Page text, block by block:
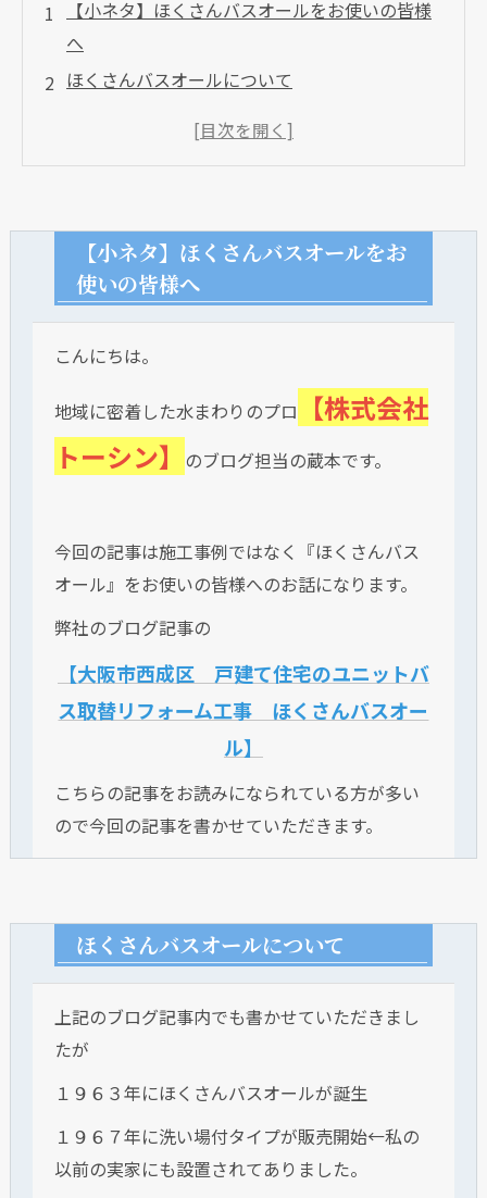
【小ネタ】ほくさんバスオールをお使いの皆様
へ
ほくさんバスオールについて
【小ネタ】ほくさんバスオールをお
使いの皆様へ
こんにちは。
地域に密着した水まわりのプロ
【株式会社
トーシン】
のブログ担当の蔵本です。
今回の記事は施工事例ではなく『ほくさんバス
オール』をお使いの皆様へのお話になります。
弊社のブログ記事の
【大阪市西成区 戸建て住宅のユニットバ
ス取替リフォーム工事 ほくさんバスオー
ル】
こちらの記事をお読みになられている方が多い
ので今回の記事を書かせていただきます。
ほくさんバスオールについて
上記のブログ記事内でも書かせていただきまし
たが
１９６３年にほくさんバスオールが誕生
１９６７年に洗い場付タイプが販売開始←私の
以前の実家にも設置されてありました。